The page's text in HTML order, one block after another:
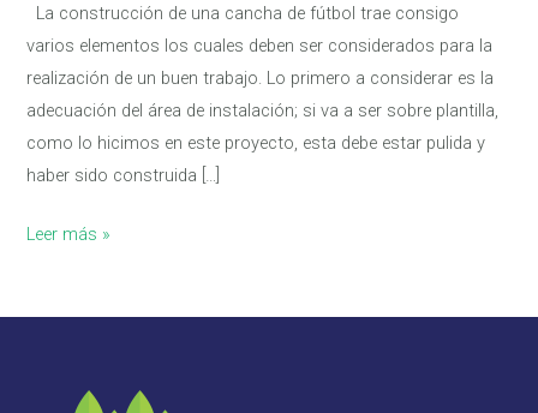
La construcción de una cancha de fútbol trae consigo
varios elementos los cuales deben ser considerados para la
realización de un buen trabajo. Lo primero a considerar es la
adecuación del área de instalación; si va a ser sobre plantilla,
como lo hicimos en este proyecto, esta debe estar pulida y
haber sido construida […]
Leer más »